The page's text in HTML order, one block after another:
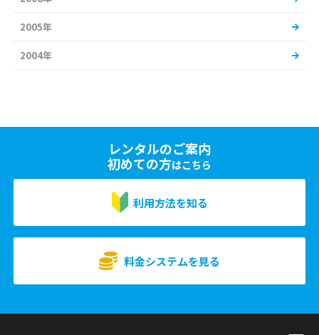
2005年
2004年
レンタルのご案内
初めての方はこちら
利用方法を知る
料金システムを見る